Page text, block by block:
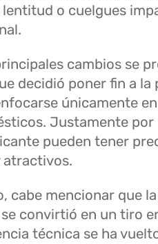
o cuelgues
cambios se
decidió poner fin a
únicamente
Justamente por
pueden tener
atractivos.
cabe mencionar que
convirtió en un tiro
técnica se ha